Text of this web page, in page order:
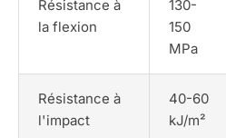
Résistance à
la flexion
130-
150
MPa
Résistance à
l'impact
40-60
kJ/m²